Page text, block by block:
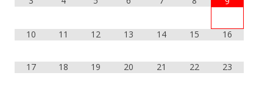
10 11 12 13 14 15 16
17 18 19 20 21 22 23